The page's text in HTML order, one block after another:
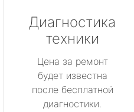
Диагностика
техники
Цена за ремонт
будет известна
после бесплатной
диагностики.